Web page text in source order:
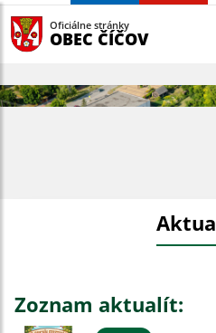
Oficiálne stránky
OBEC ČÍČOV
Zoznam aktualít: